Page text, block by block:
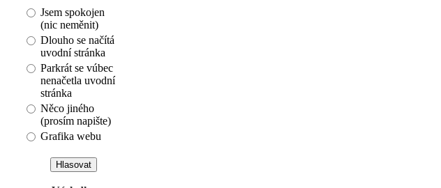
Jsem spokojen
(nic neměnit)
Dlouho se načítá
uvodní stránka
Parkrát se vúbec
nenačetla uvodní
stránka
Něco jiného
(prosím napište)
Grafika webu